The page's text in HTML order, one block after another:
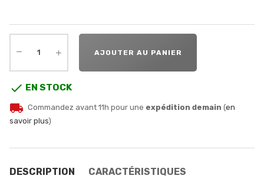
AJOUTER AU PANIER
 EN STOCK
local_shipping Commandez avant 11h pour une expédition demain (en
savoir plus)
DESCRIPTION CARACTÉRISTIQUES